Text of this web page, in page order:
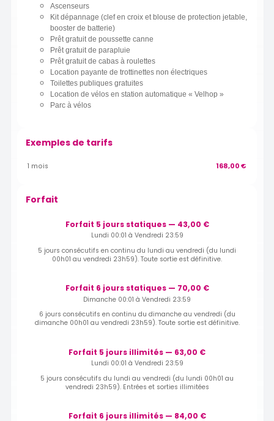
Ascenseurs
Kit dépannage (clef en croix et blouse de protection jetable,
booster de batterie)
Prêt gratuit de poussette canne
Prêt gratuit de parapluie
Prêt gratuit de cabas à roulettes
Location payante de trottinettes non électriques
Toilettes publiques gratuites
Location de vélos en station automatique « Velhop »
Parc à vélos
Exemples de tarifs
1 mois 168,00 €
Forfait
Forfait 5 jours statiques — 43,00 €
Lundi 00:01 à Vendredi 23:59
5 jours consécutifs en continu du lundi au vendredi (du lundi
00h01 au vendredi 23h59). Toute sortie est définitive.
Forfait 6 jours statiques — 70,00 €
Dimanche 00:01 à Vendredi 23:59
6 jours consécutifs en continu du dimanche au vendredi (du
dimanche 00h01 au vendredi 23h59). Toute sortie est définitive.
Forfait 5 jours illimités — 63,00 €
Lundi 00:01 à Vendredi 23:59
5 jours consécutifs du lundi au vendredi (du lundi 00h01 au
vendredi 23h59). Entrées et sorties illimitées
Forfait 6 jours illimités — 84,00 €